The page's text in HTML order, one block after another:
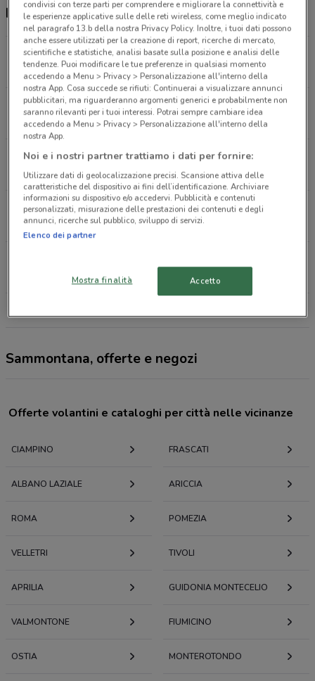
Negozi Sammontana a Ciampino
Piazza Trento E Trieste, 11 Ciampino
354 m
APERTO
Via Carlo Pirzio Biroli, 37 Ciampino
411 m
Via San Paolo della Croce 1/a 37 Ciampino
441 m
APERTO
Via Delle Vigne Morena 21 23 Roma
858 m
APERTO
1.3 km
APERTO
Sammontana, offerte e negozi
Offerte volantini e cataloghi per città nelle vicinanze
CIAMPINO FRASCATI
ALBANO LAZIALE ARICCIA
ROMA POMEZIA
VELLETRI TIVOLI
APRILIA GUIDONIA MONTECELIO
VALMONTONE FIUMICINO
OSTIA MONTEROTONDO
condivisi con terze parti per comprendere e migliorare la connettività e
le esperienze applicative sulle delle reti wireless, come meglio indicato
nel paragrafo 13.b della nostra Privacy Policy. Inoltre, i tuoi dati possono
anche essere utilizzati per la creazione di report, ricerche di mercato,
scientifiche e statistiche, analisi basate sulla posizione e analisi delle
tendenze. Puoi modificare le tue preferenze in qualsiasi momento
accedendo a Menu > Privacy > Personalizzazione all'interno della
nostra App. Cosa succede se rifiuti: Continuerai a visualizzare annunci
pubblicitari, ma riguarderanno argomenti generici e probabilmente non
saranno rilevanti per i tuoi interessi. Potrai sempre cambiare idea
accedendo a Menu > Privacy > Personalizzazione all'interno della
nostra App.
Noi e i nostri partner trattiamo i dati per fornire:
Utilizzare dati di geolocalizzazione precisi. Scansione attiva delle
caratteristiche del dispositivo ai fini dell’identificazione. Archiviare
informazioni su dispositivo e/o accedervi. Pubblicità e contenuti
personalizzati, misurazione delle prestazioni dei contenuti e degli
annunci, ricerche sul pubblico, sviluppo di servizi.
Elenco dei partner
Mostra finalità Accetto